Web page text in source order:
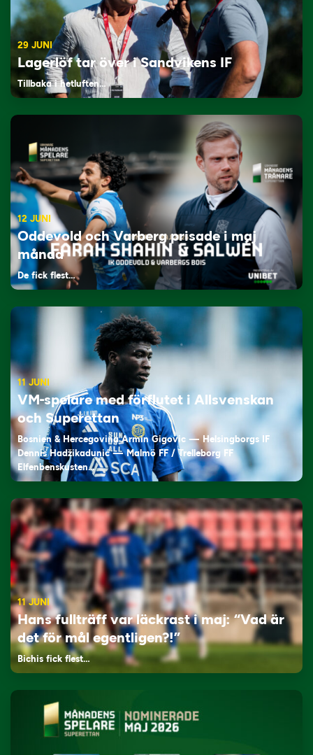
29 JUNI
Lagerlöf tar över i Sandvikens IF
Tillbaka i hetluften…
12 JUNI
Oddevold och Varberg prisade i maj
månad
De fick flest…
11 JUNI
VM-spelare med förflutet i Allsvenskan
och Superettan
Bosnien & Hercegovina Armin Gigovic — Helsingborgs IF
Dennis Hadžikadunić — Malmö FF / Trelleborg FF
Elfenbenskusten…
11 JUNI
Hans fullträff var läckrast i maj: “Vad är
det för mål egentligen?!”
Bichis fick flest…